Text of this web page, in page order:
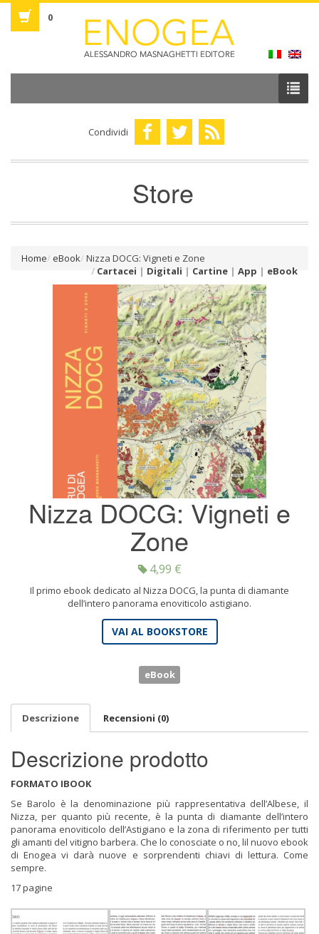
0
Condividi
Store
Home eBook Nizza DOCG: Vigneti e Zone
Cartacei | Digitali | Cartine | App | eBook
Nizza DOCG: Vigneti e
Zone
4,99 €
Il primo ebook dedicato al Nizza DOCG, la punta di diamante
dell’intero panorama enoviticolo astigiano.
VAI AL BOOKSTORE
eBook
Descrizione Recensioni (0)
Descrizione prodotto
FORMATO IBOOK
Se Barolo è la denominazione più rappresentativa dell’Albese, il
Nizza, per quanto più recente, è la punta di diamante dell’intero
panorama enoviticolo dell’Astigiano e la zona di riferimento per tutti
gli amanti del vitigno barbera. Che lo conosciate o no, lil nuovo ebook
di Enogea vi darà nuove e sorprendenti chiavi di lettura. Come
sempre.
17 pagine